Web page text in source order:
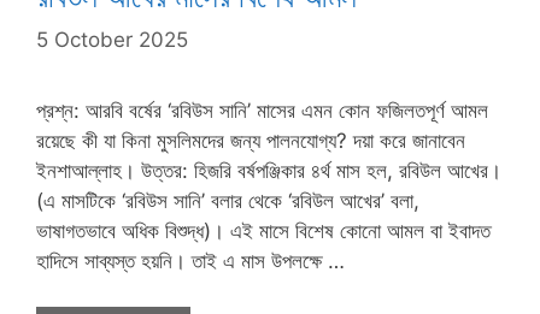
5 October 2025
প্রশ্ন: আরবি বর্ষের ‘রবিউস সানি’ মাসের এমন কোন ফজিলতপূর্ণ আমল
রয়েছে কী যা কিনা মুসলিমদের জন্য পালনযোগ্য? দয়া করে জানাবেন
ইনশাআল্লাহ। উত্তর: হিজরি বর্ষপঞ্জিকার ৪র্থ মাস হল, রবিউল আখের।
(এ মাসটিকে ‘রবিউস সানি’ বলার থেকে ‘রবিউল আখের’ বলা,
ভাষাগতভাবে অধিক বিশুদ্ধ)। এই মাসে বিশেষ কোনো আমল বা ইবাদত
হাদিসে সাব্যস্ত হয়নি। তাই এ মাস উপলক্ষে …